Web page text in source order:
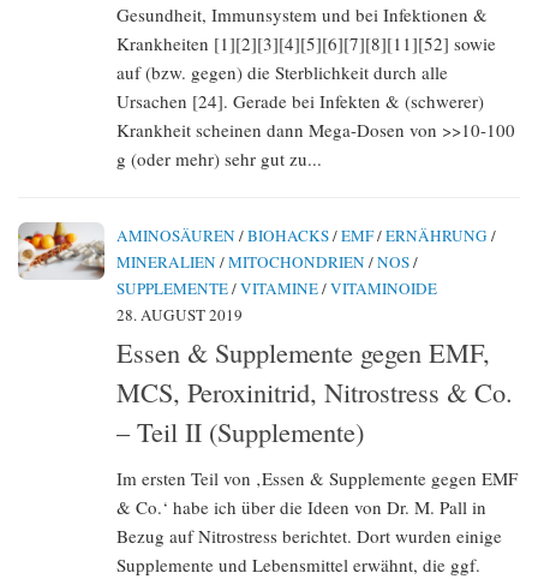
Gesundheit, Immunsystem und bei Infektionen &
Krankheiten [1][2][3][4][5][6][7][8][11][52] sowie
auf (bzw. gegen) die Sterblichkeit durch alle
Ursachen [24]. Gerade bei Infekten & (schwerer)
Krankheit scheinen dann Mega-Dosen von >>10-100
g (oder mehr) sehr gut zu...
AMINOSÄUREN /BIOHACKS/EMF/ERNÄHRUNG /
MINERALIEN /MITOCHONDRIEN /NOS/
SUPPLEMENTE/VITAMINE/VITAMINOIDE
28. AUGUST 2019
Essen & Supplemente gegen EMF,
MCS, Peroxinitrid, Nitrostress & Co.
– Teil II (Supplemente)
Im ersten Teil von ‚Essen & Supplemente gegen EMF
& Co.‘ habe ich über die Ideen von Dr. M. Pall in
Bezug auf Nitrostress berichtet. Dort wurden einige
Supplemente und Lebensmittel erwähnt, die ggf.